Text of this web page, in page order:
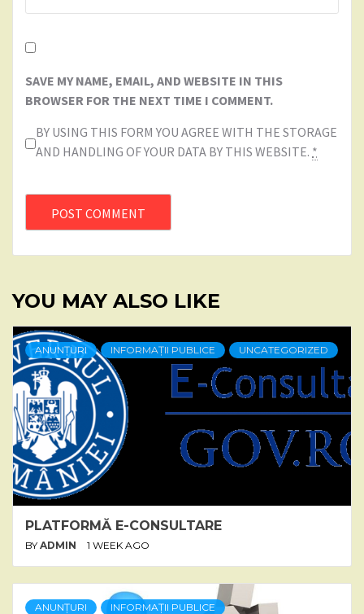
SAVE MY NAME, EMAIL, AND WEBSITE IN THIS
BROWSER FOR THE NEXT TIME I COMMENT.
BY USING THIS FORM YOU AGREE WITH THE STORAGE
AND HANDLING OF YOUR DATA BY THIS WEBSITE. *
YOU MAY ALSO LIKE
ANUNȚURI INFORMAȚII PUBLICE UNCATEGORIZED
PLATFORMĂ E-CONSULTARE
BY ADMIN 1 WEEK AGO
ANUNȚURI INFORMAȚII PUBLICE